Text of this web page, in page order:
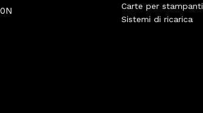
Carte per stampanti
Sistemi di ricarica